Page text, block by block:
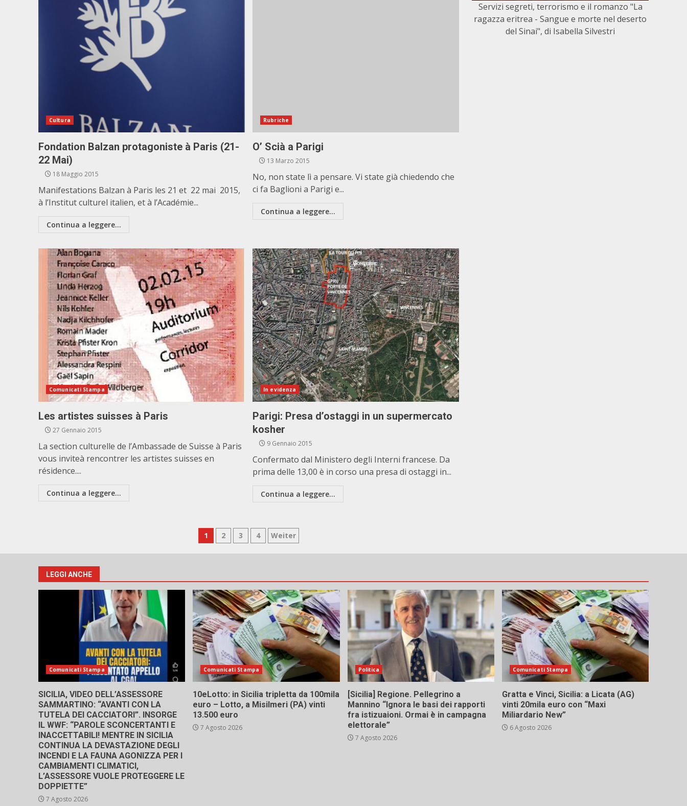
Cultura
Fondation Balzan protagoniste à Paris (21-
22 Mai)
18 Maggio 2015
Manifestations Balzan à Paris les 21 et 22 mai 2015,
à l’Institut culturel italien, et à l’Académie...
Continua a leggere...
Rubriche
O’ Scià a Parigi
13 Marzo 2015
No, non state lì a pensare. Vi state già chiedendo che
ci fa Baglioni a Parigi e...
Continua a leggere...
Comunicati Stampa
Les artistes suisses à Paris
27 Gennaio 2015
La section culturelle de l’Ambassade de Suisse à Paris
vous inviteà rencontrer les artistes suisses en
résidence....
Continua a leggere...
In evidenza
Parigi: Presa d’ostaggi in un supermercato
kosher
9 Gennaio 2015
Confermato dal Ministero degli Interni francese. Da
prima delle 13,00 è in corso una presa di ostaggi in...
Continua a leggere...
Paginazione
degli
articoli
1 2 3 4 Weiter
Servizi segreti, terrorismo e il romanzo "La
ragazza eritrea - Sangue e morte nel deserto
del Sinai", di Isabella Silvestri
LEGGI ANCHE
Comunicati Stampa
SICILIA, VIDEO DELL’ASSESSORE
SAMMARTINO: “AVANTI CON LA
TUTELA DEI CACCIATORI”. INSORGE
IL WWF: “PAROLE SCONCERTANTI E
INACCETTABILI! MENTRE IN SICILIA
CONTINUA LA DEVASTAZIONE DEGLI
INCENDI E LA FAUNA AGONIZZA PER I
CAMBIAMENTI CLIMATICI,
L’ASSESSORE VUOLE PROTEGGERE LE
DOPPIETTE”
7 Agosto 2026
Comunicati Stampa
10eLotto: in Sicilia tripletta da 100mila
euro – Lotto, a Misilmeri (PA) vinti
13.500 euro
7 Agosto 2026
Politica
[Sicilia] Regione. Pellegrino a
Mannino “Ignora le basi dei rapporti
fra istizuaioni. Ormai è in campagna
elettorale”
7 Agosto 2026
Comunicati Stampa
Gratta e Vinci, Sicilia: a Licata (AG)
vinti 20mila euro con “Maxi
Miliardario New”
6 Agosto 2026